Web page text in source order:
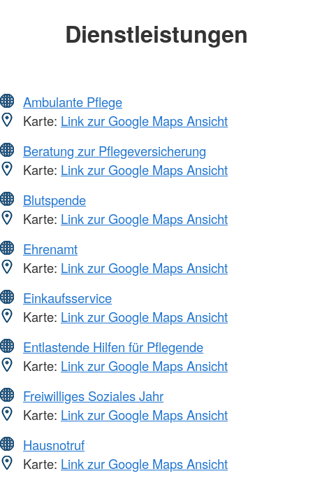
Dienstleistungen
Ambulante Pflege
Karte: Link zur Google Maps Ansicht
Beratung zur Pflegeversicherung
Karte: Link zur Google Maps Ansicht
Blutspende
Karte: Link zur Google Maps Ansicht
Ehrenamt
Karte: Link zur Google Maps Ansicht
Einkaufsservice
Karte: Link zur Google Maps Ansicht
Entlastende Hilfen für Pflegende
Karte: Link zur Google Maps Ansicht
Freiwilliges Soziales Jahr
Karte: Link zur Google Maps Ansicht
Hausnotruf
Karte: Link zur Google Maps Ansicht